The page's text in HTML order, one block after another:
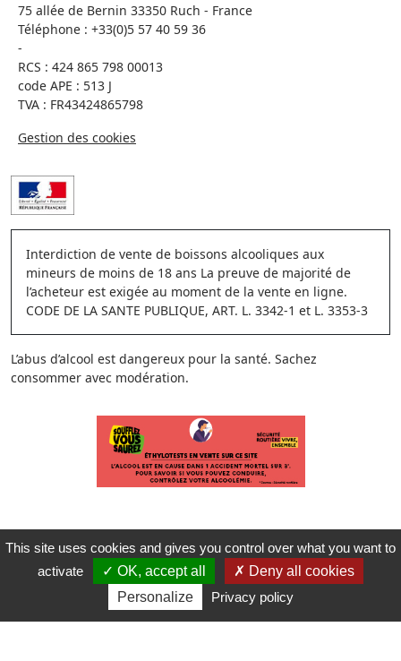
75 allée de Bernin 33350 Ruch - France
Téléphone : +33(0)5 57 40 59 36
-
RCS : 424 865 798 00013
code APE : 513 J
TVA : FR43424865798
Gestion des cookies
Interdiction de vente de boissons alcooliques aux
mineurs de moins de 18 ans La preuve de majorité de
l’acheteur est exigée au moment de la vente en ligne.
CODE DE LA SANTE PUBLIQUE, ART. L. 3342-1 et L. 3353-3
L’abus d’alcool est dangereux pour la santé. Sachez
consommer avec modération.
This site uses cookies and gives you control over what you want to
activate
OK, accept all
Deny all cookies
Personalize
Privacy policy